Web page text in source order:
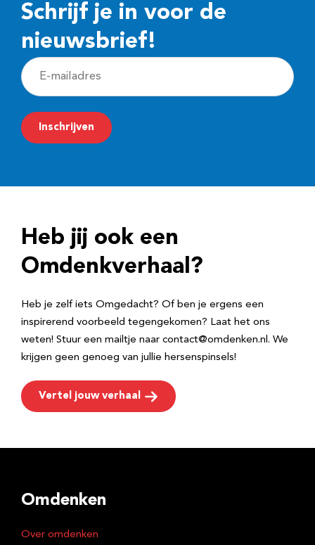
Schrijf je in voor de
nieuwsbrief!
E
-
m
a
r
e
Inschrijven
Heb jij ook een
Omdenkverhaal?
Heb je zelf iets Omgedacht? Of ben je ergens een
inspirerend voorbeeld tegengekomen? Laat het ons
weten! Stuur een mailtje naar contact@omdenken.nl. We
krijgen geen genoeg van jullie hersenspinsels!
Vertel jouw verhaal
Omdenken
Over omdenken